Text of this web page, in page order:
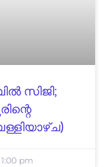
സിജി;
1:00 pm